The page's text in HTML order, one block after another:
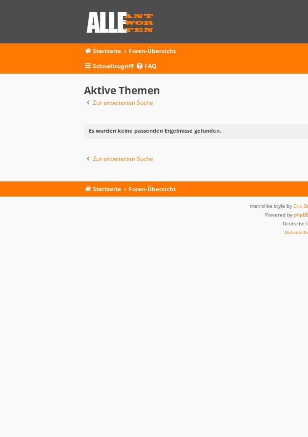
Startseite
Foren-Übersicht
Schnellzugriff
FAQ
Aktive Themen
Zur erweiterten Suche
Es wurden keine passenden Ergebnisse gefunden.
Zur erweiterten Suche
Startseite Foren-Übersicht
metrolike style by Eric
Powered by phpBB
Deutsche